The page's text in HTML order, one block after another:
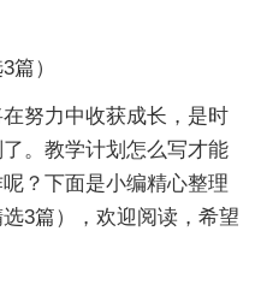
篇）
努力中收获成长，是时
。教学计划怎么写才能
？下面是小编精心整理
3篇），欢迎阅读，希望